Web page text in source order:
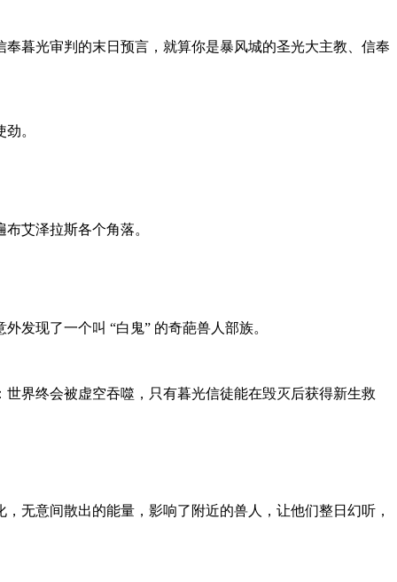
暮光审判的末日预言，就算你是暴风城的圣光大主教、信奉
。
艾泽拉斯各个角落。
发现了一个叫 “白鬼” 的奇葩兽人部族。
界终会被虚空吞噬，只有暮光信徒能在毁灭后获得新生救
无意间散出的能量，影响了附近的兽人，让他们整日幻听，